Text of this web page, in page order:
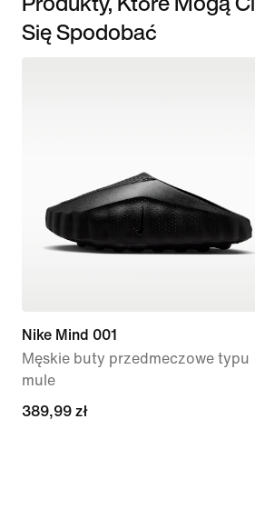
Się Spodobać
Nike Mind 001
Męskie buty przedmeczowe typu
mule
389,99 zł
389,99 zł